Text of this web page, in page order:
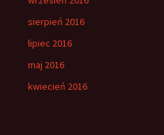
sierpień 2016
lipiec 2016
maj 2016
kwiecień 2016